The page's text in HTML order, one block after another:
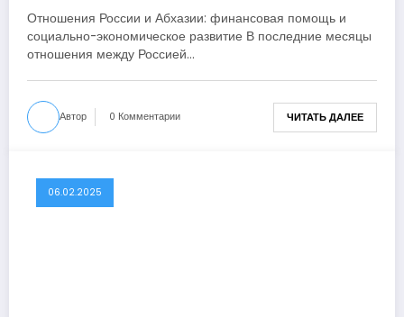
Отношения России и Абхазии: финансовая помощь и
социально-экономическое развитие В последние месяцы
отношения между Россией…
Автор 0 Комментарии ЧИТАТЬ ДАЛЕЕ
06.02.2025